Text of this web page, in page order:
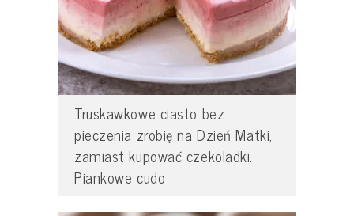
Truskawkowe ciasto bez
pieczenia zrobię na Dzień Matki,
zamiast kupować czekoladki.
Piankowe cudo